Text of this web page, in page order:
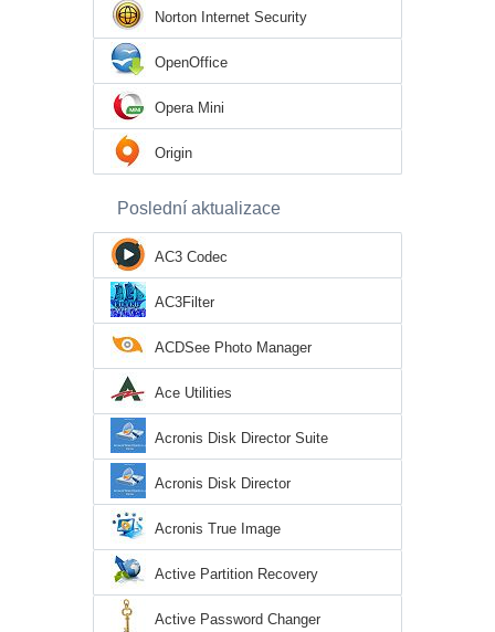
Norton Internet Security
OpenOffice
Opera Mini
Origin
Poslední aktualizace
AC3 Codec
AC3Filter
ACDSee Photo Manager
Ace Utilities
Acronis Disk Director Suite
Acronis Disk Director
Acronis True Image
Active Partition Recovery
Active Password Changer